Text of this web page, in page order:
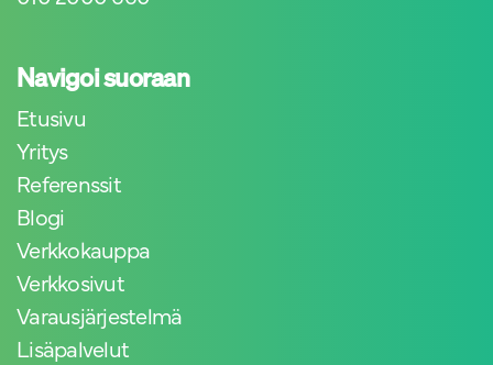
Navigoi suoraan
Etusivu
Yritys
Referenssit
Blogi
Verkkokauppa
Verkkosivut
Varausjärjestelmä
Lisäpalvelut